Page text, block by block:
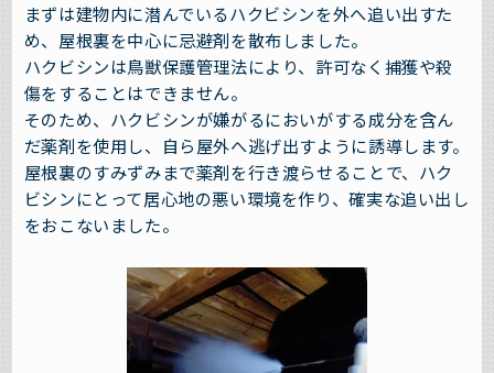
まずは建物内に潜んでいるハクビシンを外へ追い出すた
め、屋根裏を中心に忌避剤を散布しました。
ハクビシンは鳥獣保護管理法により、許可なく捕獲や殺
傷をすることはできません。
そのため、ハクビシンが嫌がるにおいがする成分を含ん
だ薬剤を使用し、自ら屋外へ逃げ出すように誘導します。
屋根裏のすみずみまで薬剤を行き渡らせることで、ハク
ビシンにとって居心地の悪い環境を作り、確実な追い出し
をおこないました。